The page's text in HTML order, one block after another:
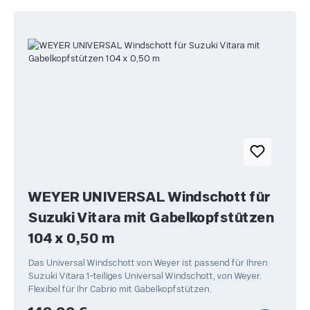
WEYER UNIVERSAL Windschott für
Suzuki Vitara mit Gabelkopfstützen
104 x 0,50 m
Das Universal Windschott von Weyer ist passend für Ihren
Suzuki Vitara 1-teiliges Universal Windschott, von Weyer.
Flexibel für Ihr Cabrio mit Gabelkopfstützen.